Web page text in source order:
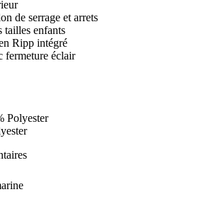
de serrage et arrets
tailles enfants
Ripp intégré
fermeture éclair
Polyester